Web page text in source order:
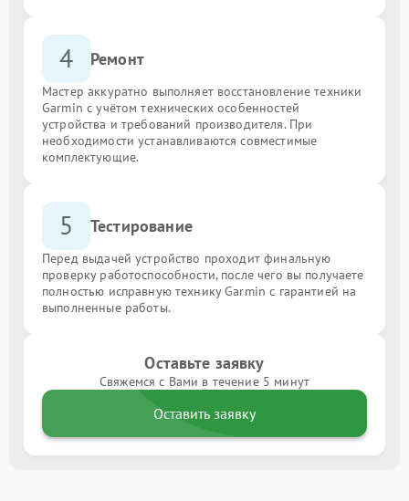
4 Ремонт
Мастер аккуратно выполняет восстановление техники
Garmin с учётом технических особенностей
устройства и требований производителя. При
необходимости устанавливаются совместимые
комплектующие.
5 Тестирование
Перед выдачей устройство проходит финальную
проверку работоспособности, после чего вы получаете
полностью исправную технику Garmin с гарантией на
выполненные работы.
Оставьте заявку
Свяжемся с Вами в течение 5 минут
Оставить заявку